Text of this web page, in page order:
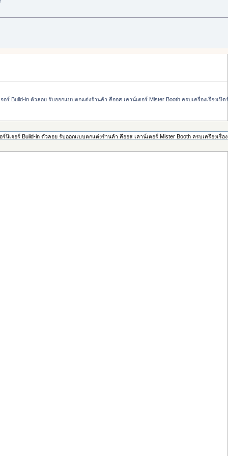
Build-in ตัวลอย รับออกแบบตกแต่งร้านค้า คีออส เคาน์เตอร์ Mister Booth ครบเครื่องเรื่องเปิ